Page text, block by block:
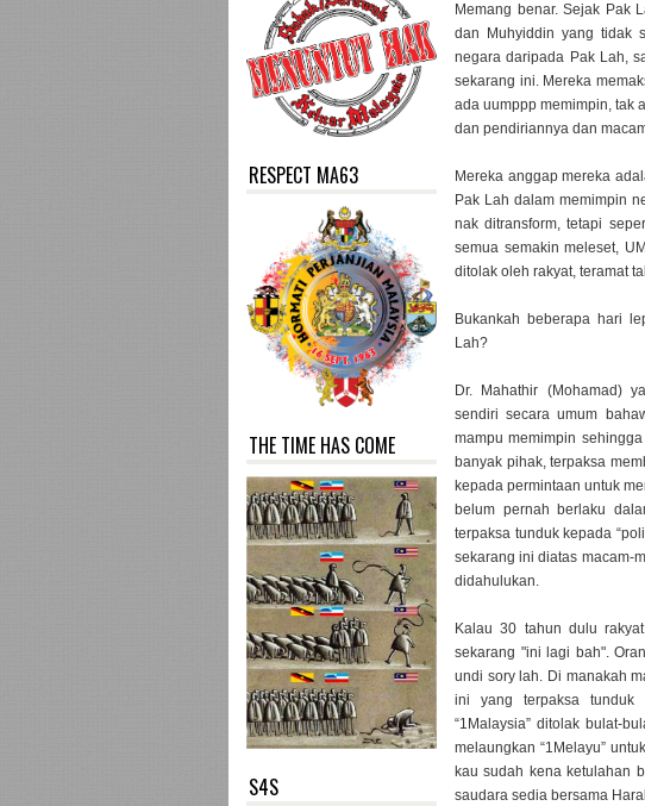
RESPECT MA63
THE TIME HAS COME
S4S
Memang benar. Sejak Pak
dan Muhyiddin yang tidak
negara daripada Pak Lah,
sekarang ini. Mereka
ada uumppp memimpin, tak
dan pendiriannya dan
Mereka anggap mereka
Pak Lah dalam memimpin
nak ditransform, tetapi
semua semakin meleset,
ditolak oleh rakyat, teramat
Bukankah beberapa hari
Lah?
Dr. Mahathir (Mohamad)
sendiri secara umum
mampu memimpin
banyak pihak, terpaksa
kepada permintaan untuk
belum pernah berlaku
terpaksa tunduk kepada
sekarang ini diatas macam-
didahulukan.
Kalau 30 tahun dulu
sekarang "ini lagi bah".
undi sory lah. Di manakah
ini yang terpaksa tunduk
“1Malaysia” ditolak bulat-
melaungkan “1Melayu”
kau sudah kena ketulahan
saudara sedia bersama